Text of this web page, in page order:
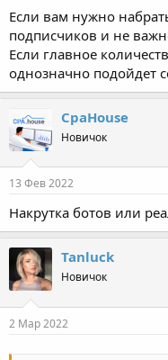
Если вам нужно
подписчиков и не
Если главное
однозначно подойдет
СpaHouse
Новичок
13 Фев 2022
Накрутка ботов или
Tanluck
Новичок
2 Мар 2022